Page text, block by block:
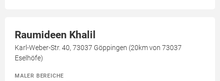
Raumideen Khalil
Karl-Weber-Str. 40, 73037 Göppingen (20km von 73037
Eselhöfe)
MALER BEREICHE